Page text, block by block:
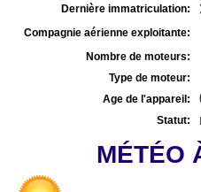
Dernière immatriculation:
Compagnie aérienne exploitante:
Nombre de moteurs:
Type de moteur:
Age de l'appareil:
Statut:
MÉTÉO